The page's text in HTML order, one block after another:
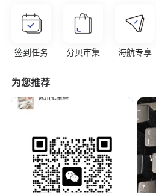
签到任务 分贝市集 海航专享
为您推荐